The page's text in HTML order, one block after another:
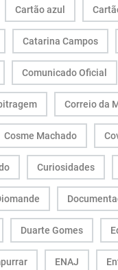
Cartão azul
Catarina Campos
Comunicado Oficial
Correio da
Cosme Machado
Curiosidades
Duarte Gomes
ENAJ